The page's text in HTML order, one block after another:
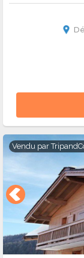
Vendu par